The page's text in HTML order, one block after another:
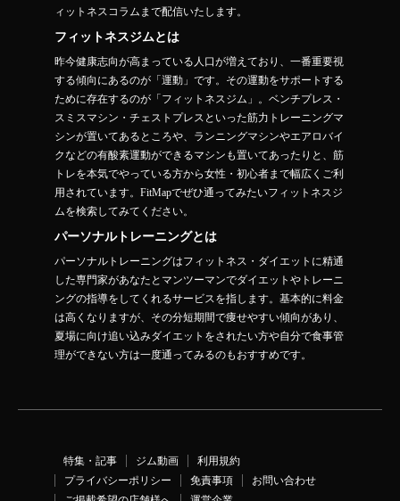
ィットネスコラムまで配信いたします。
フィットネスジムとは
昨今健康志向が高まっている人口が増えており、一番重要視
する傾向にあるのが「運動」です。その運動をサポートする
ために存在するのが「フィットネスジム」。ベンチプレス・
スミスマシン・チェストプレスといった筋力トレーニングマ
シンが置いてあるところや、ランニングマシンやエアロバイ
クなどの有酸素運動ができるマシンも置いてあったりと、筋
トレを本気でやっている方から女性・初心者まで幅広くご利
用されています。FitMapでぜひ通ってみたいフィットネスジ
ムを検索してみてください。
パーソナルトレーニングとは
パーソナルトレーニングはフィットネス・ダイエットに精通
した専門家があなたとマンツーマンでダイエットやトレーニ
ングの指導をしてくれるサービスを指します。基本的に料金
は高くなりますが、その分短期間で痩せやすい傾向があり、
夏場に向け追い込みダイエットをされたい方や自分で食事管
理ができない方は一度通ってみるのもおすすめです。
特集・記事 ジム動画
利用規約
プライバシーポリシー
免責事項
お問い合わせ